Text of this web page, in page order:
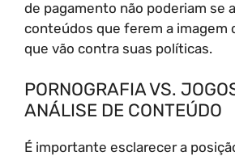
de pagamento não poderiam se
conteúdos que ferem a imagem
que vão contra suas políticas.
PORNOGRAFIA VS.
ANÁLISE DE CONTEÚDO
É importante esclarecer a